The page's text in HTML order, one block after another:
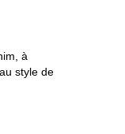
à
style de